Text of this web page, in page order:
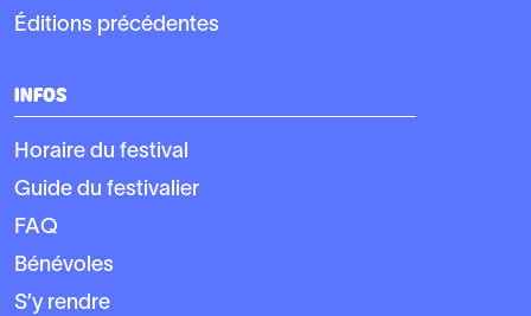
Éditions précédentes
INFOS
Horaire du festival
Guide du festivalier
FAQ
Bénévoles
S’y rendre